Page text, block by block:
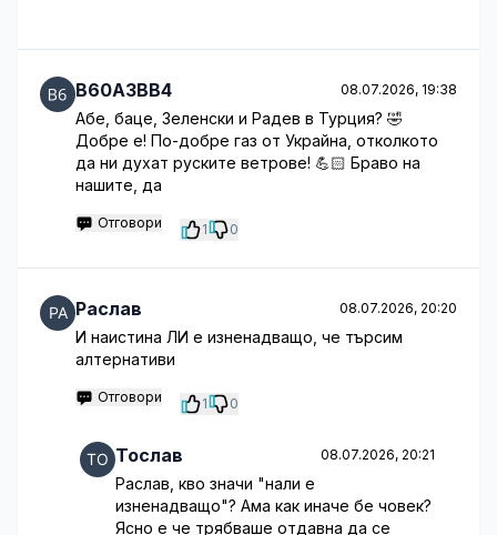
B60A3BB4 08.07.2026, 19:38
Абе, баце, Зеленски и Радев в Турция? 🤣
Добре е! По-добре газ от Украйна, отколкото
да ни духат руските ветрове! 💪🏻 Браво на
нашите, да
Отговори 1 0
Раслав 08.07.2026, 20:20
И наистина ЛИ е изненадващо, че търсим
алтернативи
Отговори 1 0
Тослав 08.07.2026, 20:21
Раслав, кво значи "нали е
изненадващо"? Ама как иначе бе човек?
Ясно е че трябваше отдавна да се